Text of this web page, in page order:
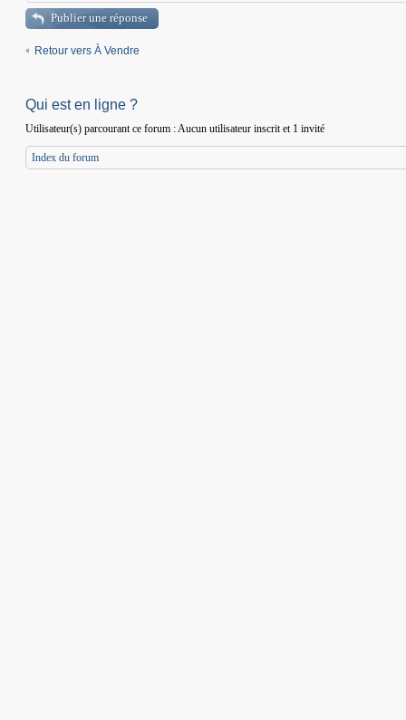
Publier une réponse
Retour vers À Vendre
Qui est en ligne ?
Utilisateur(s) parcourant ce forum : Aucun utilisateur inscrit et 1 invité
Index du forum